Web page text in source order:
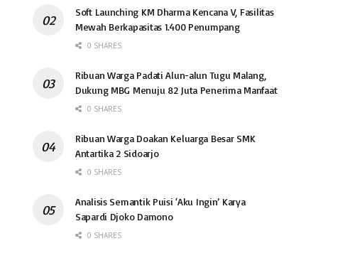
Soft Launching KM Dharma Kencana V, Fasilitas
Mewah Berkapasitas 1.400 Penumpang
0 SHARES
Ribuan Warga Padati Alun-alun Tugu Malang,
Dukung MBG Menuju 82 Juta Penerima Manfaat
0 SHARES
Ribuan Warga Doakan Keluarga Besar SMK
Antartika 2 Sidoarjo
0 SHARES
Analisis Semantik Puisi ‘Aku Ingin’ Karya
Sapardi Djoko Damono
0 SHARES